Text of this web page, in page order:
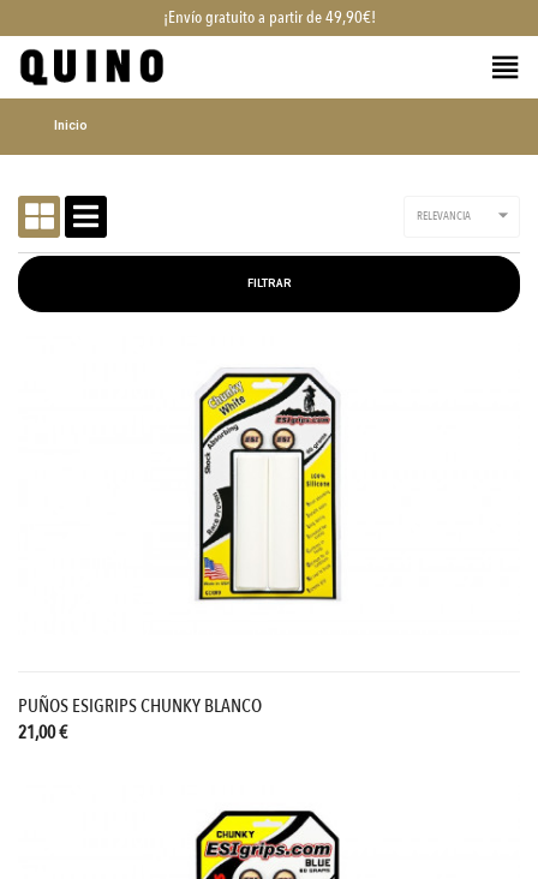
¡Envío gratuito a partir de 49,90€!
Inicio
RELEVANCIA 
FILTRAR
PUÑOS ESIGRIPS CHUNKY BLANCO
21,00 €